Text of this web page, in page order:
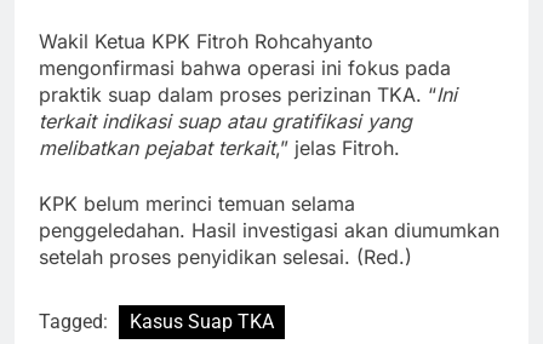
Wakil Ketua KPK Fitroh Rohcahyanto
mengonfirmasi bahwa operasi ini fokus pada
praktik suap dalam proses perizinan TKA. “Ini
terkait indikasi suap atau gratifikasi yang
melibatkan pejabat terkait,” jelas Fitroh.
KPK belum merinci temuan selama
penggeledahan. Hasil investigasi akan diumumkan
setelah proses penyidikan selesai. (Red.)
Tagged:
Kasus Suap TKA